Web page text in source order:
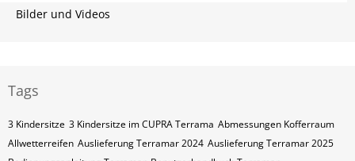
Bilder und Videos
Tags
3 Kindersitze 3 Kindersitze im CUPRA Terrama Abmessungen Kofferraum
Allwetterreifen Auslieferung Terramar 2024 Auslieferung Terramar 2025